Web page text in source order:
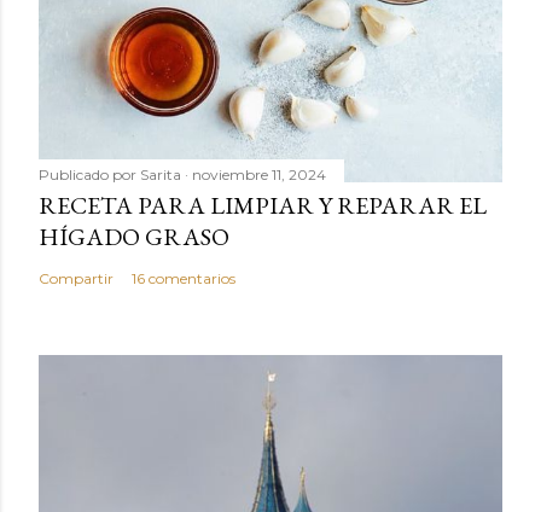
Publicado por Sarita noviembre 11, 2024
RECETA PARA LIMPIAR Y REPARAR EL
HÍGADO GRASO
Compartir 16 comentarios